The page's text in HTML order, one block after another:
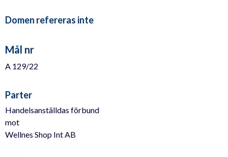
Domen refereras inte
Mål nr
A 129/22
Parter
Handelsanställdas förbund
mot
Wellnes Shop Int AB